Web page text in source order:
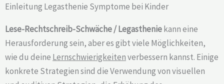
Einleitung Legasthenie Symptome bei Kinder
Lese-Rechtschreib-Schwäche / Legastheniekann eine
Herausforderung sein, aber es gibt viele Möglichkeiten,
wie du deine Lernschwierigkeitenverbessern kannst. Einige
konkrete Strategien sind die Verwendung von visuellen